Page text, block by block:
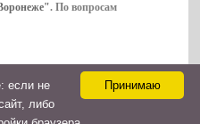
. По вопросам
Принимаю
если не
либо